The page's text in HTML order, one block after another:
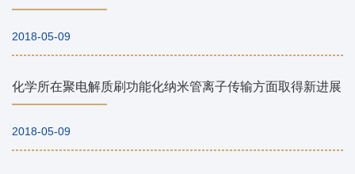
2018-05-09
化学所在聚电解质刷功能化纳米管离子传输方面取得新进展
2018-05-09